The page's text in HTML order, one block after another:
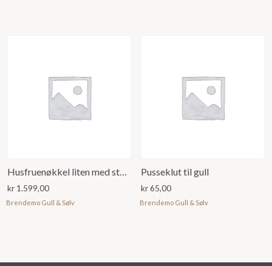
Husfruenøkkel liten med stein
kr 1.599,00
Brendemo Gull & Sølv
Pusseklut til gull
kr65,00
Brendemo Gull & Sølv